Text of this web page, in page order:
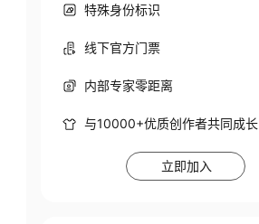
特殊身份标识
线下官方门票
内部专家零距离
与10000+优质创作者共同成长
立即加入